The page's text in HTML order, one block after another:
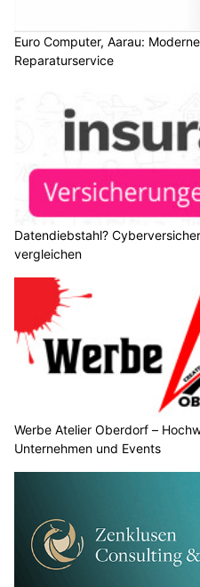
Euro Computer, Aarau:
Reparaturservice
Datendiebstahl?
vergleichen
Werbe Atelier Oberdorf –
Unternehmen und Events